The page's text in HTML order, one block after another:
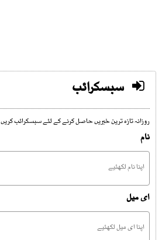
سبسکرائب
روزانہ تازہ ترین خبریں حاصل کرنے کے لئے سبسکرائب کریں
نام
ای میل